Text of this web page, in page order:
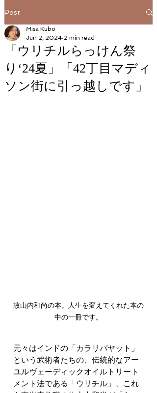
Post
「ウリチルらっけん祭
り‘24夏」「42丁目マディ
ソン街に引っ越しです」
Misa Kubo
Jun 2, 2024 2 min read
故山内和尚の本。人生を変えてくれた本の
中の一冊です。
元々はインドの「カラリパヤット」
という武術者たちの、伝統的なアー
ユルヴェーディックオイルトリート
メント法である「ウリチル」、これ